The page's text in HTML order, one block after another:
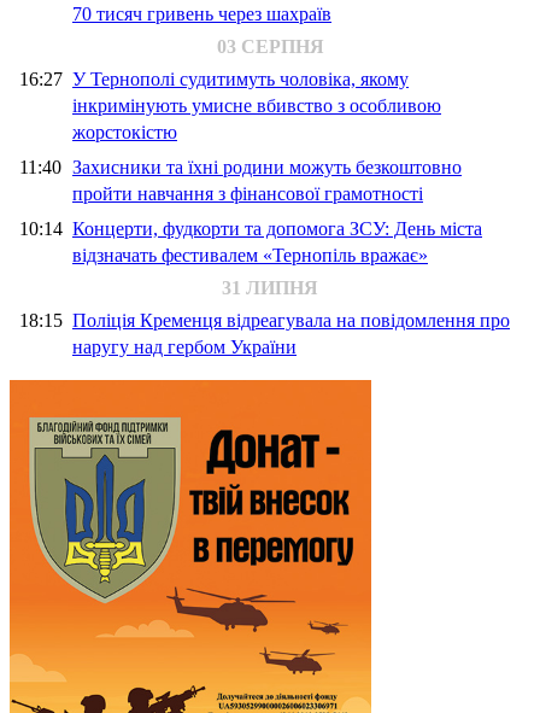
70 тисяч гривень через шахраїв
03 СЕРПНЯ
16:27 У Тернополі судитимуть чоловіка, якому
інкримінують умисне вбивство з особливою
жорстокістю
11:40 Захисники та їхні родини можуть безкоштовно
пройти навчання з фінансової грамотності
10:14 Концерти, фудкорти та допомога ЗСУ: День міста
відзначать фестивалем «Тернопіль вражає»
31 ЛИПНЯ
18:15 Поліція Кременця відреагувала на повідомлення про
наругу над гербом України